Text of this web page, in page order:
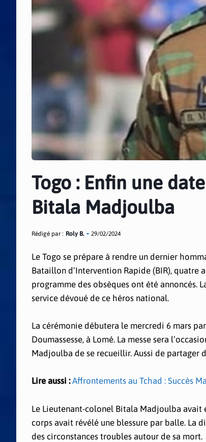
Togo : Enfin une
Bitala Madjoulba
Rédigé par : Roly B. 29/02/2024
Le Togo se prépare à rendre un dernier
Bataillon d’Intervention Rapide (BIR), quatre
programme des obsèques ont été annoncés.
service dévoué de ce héros national.
La cérémonie débutera le mercredi 6 mars
Doumassesse, à Lomé. La messe sera
Madjoulba de se recueillir. Aussi de partager
Lire aussi :Affrontements au Tchad : Succès
Le Lieutenant-colonel Bitala Madjoulba avait
corps avait révélé une blessure par balle. La
des circonstances troubles autour de sa mort.